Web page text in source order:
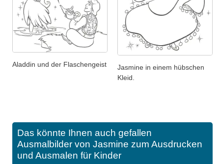
Aladdin und der Flaschengeist
Jasmine in einem hübschen
Kleid.
Das könnte Ihnen auch gefallen
Ausmalbilder von Jasmine zum Ausdrucken
und Ausmalen für Kinder